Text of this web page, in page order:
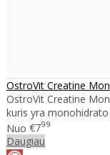
OstroVit Creatine
OstroVit Creatine
kuris yra
Nuo €799
Daugiau